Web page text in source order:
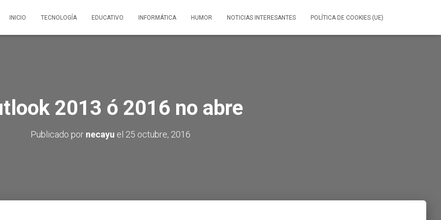
INICIO TECNOLOGÍA EDUCATIVO INFORMÁTICA HUMOR NOTICIAS INTERESANTES POLÍTICA DE COOKIES (UE)
2013 ó 2016 no abre
Publicado por necayu el 25 octubre, 2016